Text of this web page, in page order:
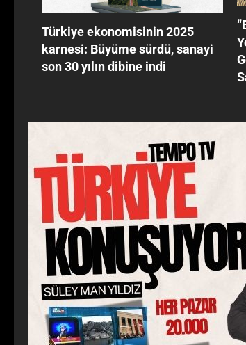
Türkiye ekonomisinin 2025
karnesi: Büyüme sürdü, sanayi
son 30 yılın dibine indi